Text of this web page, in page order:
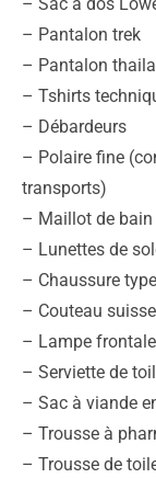
– Pantalon trek
– Pantalon
– Tshirts
– Débardeurs
– Polaire fine
transports)
– Maillot de bain
– Lunettes de
– Chaussure
– Couteau suisse
– Lampe frontale
– Serviette de
– Sac à viande
– Trousse à
– Trousse de